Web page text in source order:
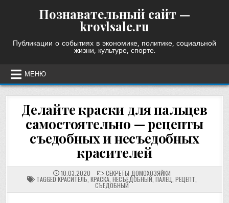
Познавательный сайт —
krovlsale.ru
Публикации о событиях в экономике, политике, социальной
жизни, культуре, спорте.
МЕНЮ
Делайте краски для пальцев
самостоятельно — рецепты
съедобных и несъедобных
красителей
10.03.2020 POSTED
IN
СЕКРЕТЫ ДОМОХОЗЯЙКИ
TAGGED КРАСИТЕЛЬ КРАСКА НЕСЪЕДОБНЫЙ ПАЛЕЦ РЕЦЕПТ
СЪЕДОБНЫЙ